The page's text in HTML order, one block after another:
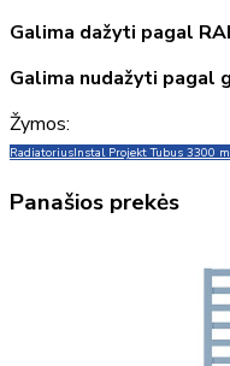
Galima dažyti pagal
Galima nudažyti pagal
Žymos:
RadiatoriusInstal Projekt Tubus 3300
Panašios prekės